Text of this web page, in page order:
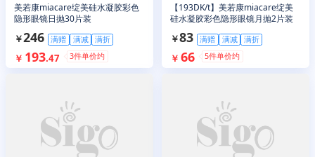
美若康miacare绽美硅水凝胶彩色
隐形眼镜日抛30片装
￥246 满赠 满减 满折
￥ 193.47 3件单价约
【193DK/t】美若康miacare绽美
硅水凝胶彩色隐形眼镜月抛2片装
￥83 满赠 满减 满折
￥ 66 5件单价约